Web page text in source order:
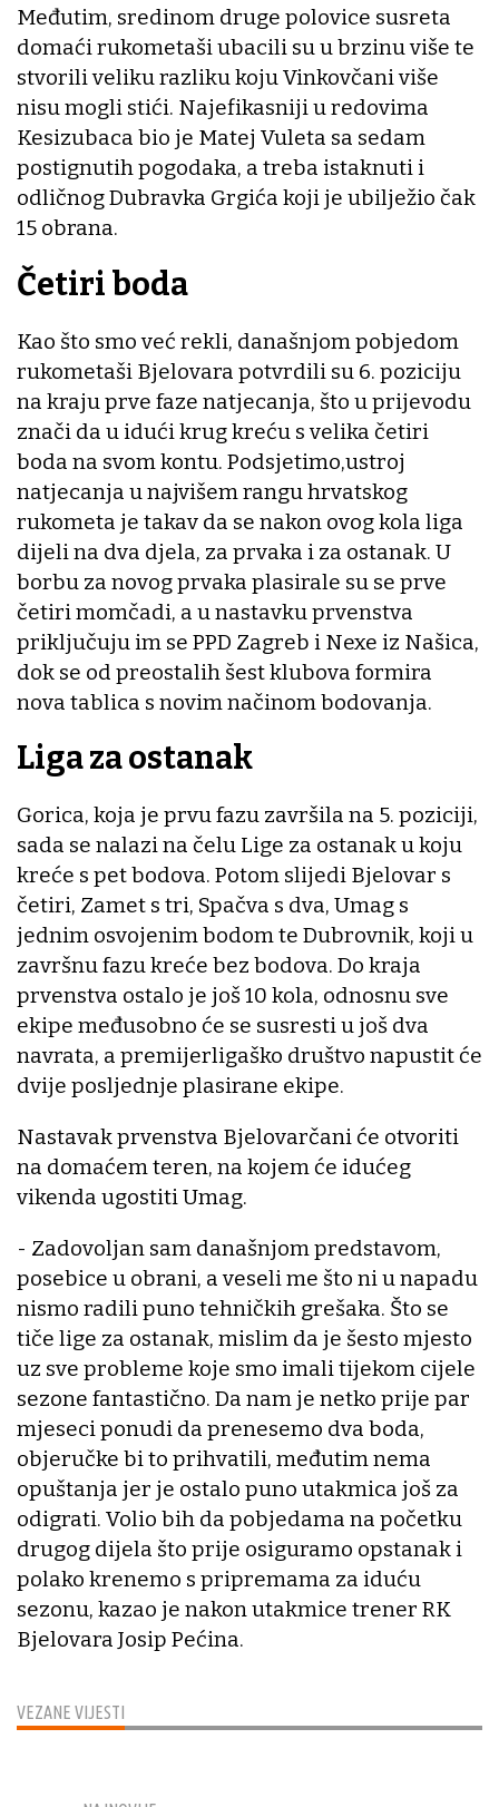
VEZANE VIJESTI
Međutim, sredinom druge polovice susreta
domaći rukometaši ubacili su u brzinu više te
stvorili veliku razliku koju Vinkovčani više
nisu mogli stići. Najefikasniji u redovima
Kesizubaca bio je Matej Vuleta sa sedam
postignutih pogodaka, a treba istaknuti i
odličnog Dubravka Grgića koji je ubilježio čak
15 obrana.
Četiri boda
Kao što smo već rekli, današnjom pobjedom
rukometaši Bjelovara potvrdili su 6. poziciju
na kraju prve faze natjecanja, što u prijevodu
znači da u idući krug kreću s velika četiri
boda na svom kontu. Podsjetimo,ustroj
natjecanja u najvišem rangu hrvatskog
rukometa je takav da se nakon ovog kola liga
dijeli na dva djela, za prvaka i za ostanak. U
borbu za novog prvaka plasirale su se prve
četiri momčadi, a u nastavku prvenstva
priključuju im se PPD Zagreb i Nexe iz Našica,
dok se od preostalih šest klubova formira
nova tablica s novim načinom bodovanja.
Liga za ostanak
Gorica, koja je prvu fazu završila na 5. poziciji,
sada se nalazi na čelu Lige za ostanak u koju
kreće s pet bodova. Potom slijedi Bjelovar s
četiri, Zamet s tri, Spačva s dva, Umag s
jednim osvojenim bodom te Dubrovnik, koji u
završnu fazu kreće bez bodova. Do kraja
prvenstva ostalo je još 10 kola, odnosnu sve
ekipe međusobno će se susresti u još dva
navrata, a premijerligaško društvo napustit će
dvije posljednje plasirane ekipe.
Nastavak prvenstva Bjelovarčani će otvoriti
na domaćem teren, na kojem će idućeg
vikenda ugostiti Umag.
- Zadovoljan sam današnjom predstavom,
posebice u obrani, a veseli me što ni u napadu
nismo radili puno tehničkih grešaka. Što se
tiče lige za ostanak, mislim da je šesto mjesto
uz sve probleme koje smo imali tijekom cijele
sezone fantastično. Da nam je netko prije par
mjeseci ponudi da prenesemo dva boda,
objeručke bi to prihvatili, međutim nema
opuštanja jer je ostalo puno utakmica još za
odigrati. Volio bih da pobjedama na početku
drugog dijela što prije osiguramo opstanak i
polako krenemo s pripremama za iduću
sezonu, kazao je nakon utakmice trener RK
Bjelovara Josip Pećina.